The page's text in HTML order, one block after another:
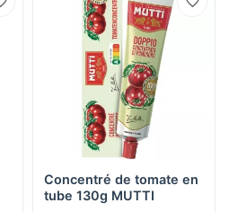
Concentré de tomate en
tube 130g MUTTI